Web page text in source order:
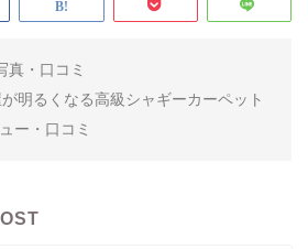
真・口コミ
明るくなる高級シャギーカーペット
ー・口コミ